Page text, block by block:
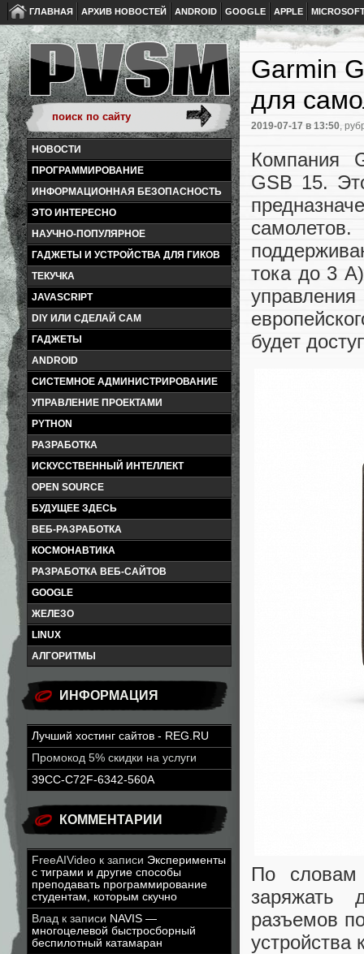
ГЛАВНАЯ АРХИВ НОВОСТЕЙ ANDROID GOOGLE APPLE
НОВОСТИ
ПРОГРАММИРОВАНИЕ
ИНФОРМАЦИОННАЯ БЕЗОПАСНОСТЬ
ЭТО ИНТЕРЕСНО
НАУЧНО-ПОПУЛЯРНОЕ
ГАДЖЕТЫ И УСТРОЙСТВА ДЛЯ ГИКОВ
ТЕКУЧКА
JAVASCRIPT
DIY ИЛИ СДЕЛАЙ САМ
ГАДЖЕТЫ
ANDROID
СИСТЕМНОЕ АДМИНИСТРИРОВАНИЕ
УПРАВЛЕНИЕ ПРОЕКТАМИ
PYTHON
РАЗРАБОТКА
ИСКУССТВЕННЫЙ ИНТЕЛЛЕКТ
OPEN SOURCE
БУДУЩЕЕ ЗДЕСЬ
ВЕБ-РАЗРАБОТКА
КОСМОНАВТИКА
РАЗРАБОТКА ВЕБ-САЙТОВ
GOOGLE
ЖЕЛЕЗО
LINUX
АЛГОРИТМЫ
ИНФОРМАЦИЯ
Лучший хостинг сайтов - REG.RU
Промокод 5% скидки на услуги
39CC-C72F-6342-560A
КОММЕНТАРИИ
FreeAIVideo к записи Эксперименты
с тиграми и другие способы
преподавать программирование
студентам, которым скучно
Влад к записи NAVIS —
многоцелевой быстросборный
беспилотный катамаран
Garmin
для
2019-07-17 в 13:50,
Компания
GSB 15.
тока до 3
будет
По словам
заряжать
разъемов
устройства